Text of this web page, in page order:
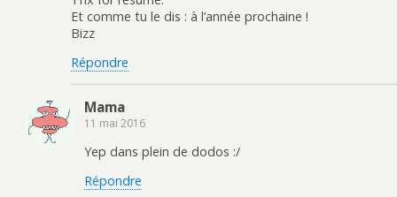
Et comme tu le dis : à l’année prochaine !
Bizz
Répondre
Mama
11 mai 2016
Yep dans plein de dodos :/
Répondre